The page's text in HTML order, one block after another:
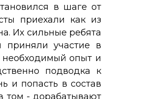
в шаге от
приехали как из
Их сильные ребята
приняли участие в
необходимый опыт и
подводка к
и попасть в состав
том - дорабатывают